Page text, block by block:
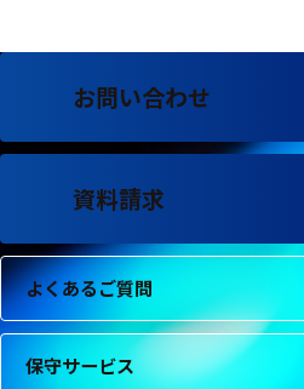
お問い合わせ
資料請求
よくあるご質問
保守サービス